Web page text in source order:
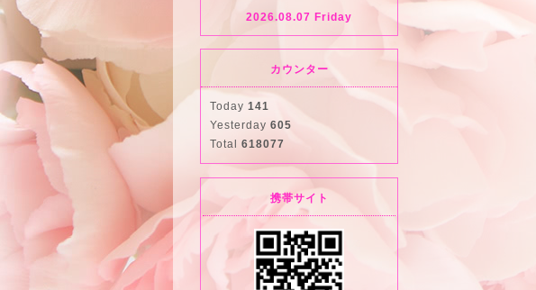
2026.08.07 Friday
カウンター
Today 141
Yesterday 605
Total 618077
携帯サイト